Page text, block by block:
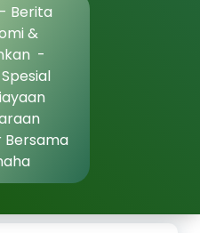
- Berita
&
-